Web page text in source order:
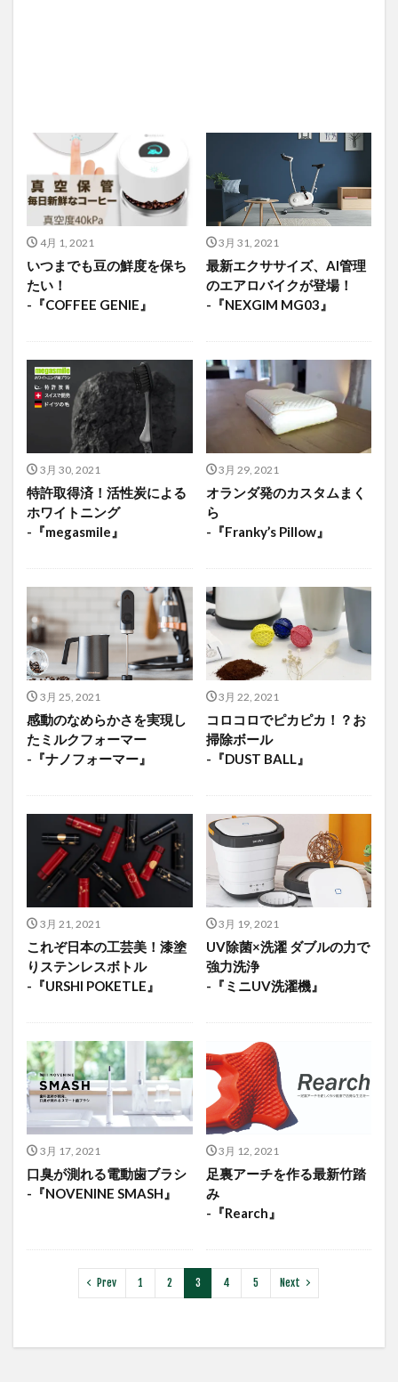
4月 1, 2021
いつまでも豆の鮮度を保ち
たい！
-『COFFEE GENIE』
3月 31, 2021
最新エクササイズ、AI管理
のエアロバイクが登場！
-『NEXGIM MG03』
3月 30, 2021
特許取得済！活性炭による
ホワイトニング
-『megasmile』
3月 29, 2021
オランダ発のカスタムまく
ら
-『Franky’s Pillow』
3月 25, 2021
感動のなめらかさを実現し
たミルクフォーマー
-『ナノフォーマー』
3月 22, 2021
コロコロでピカピカ！？お
掃除ボール
-『DUST BALL』
3月 21, 2021
これぞ日本の工芸美！漆塗
りステンレスボトル
-『URSHI POKETLE』
3月 19, 2021
UV除菌×洗濯 ダブルの力で
強力洗浄
-『ミニUV洗濯機』
3月 17, 2021
口臭が測れる電動歯ブラシ
-『NOVENINE SMASH』
3月 12, 2021
足裏アーチを作る最新竹踏
み
-『Rearch』
Prev 1 2 3 4 5 Next